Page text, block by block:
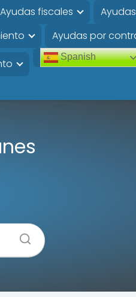
Ayudas fiscales
Ayudas por
Spanish